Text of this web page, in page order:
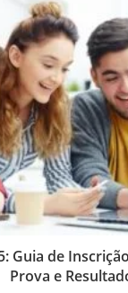
Guia de
Prova e